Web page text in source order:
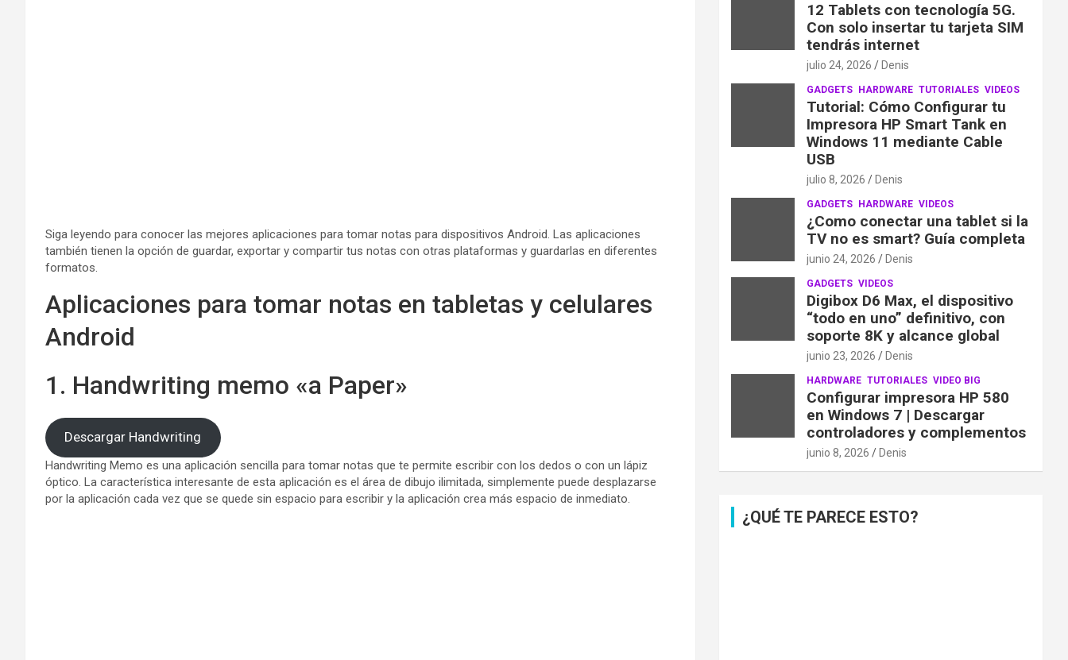
Siga leyendo para conocer las mejores aplicaciones para tomar notas para dispositivos Android. Las aplicaciones
también tienen la opción de guardar, exportar y compartir tus notas con otras plataformas y guardarlas en diferentes
formatos.
Aplicaciones para tomar notas en tabletas y celulares
Android
1. Handwriting memo «a Paper»
Descargar Handwriting
Handwriting Memo es una aplicación sencilla para tomar notas que te permite escribir con los dedos o con un lápiz
óptico. La característica interesante de esta aplicación es el área de dibujo ilimitada, simplemente puede desplazarse
por la aplicación cada vez que se quede sin espacio para escribir y la aplicación crea más espacio de inmediato.
12 Tablets con tecnología 5G.
Con solo insertar tu tarjeta SIM
tendrás internet
julio 24, 2026 Denis
GADGETS HARDWARE TUTORIALES VIDEOS
Tutorial: Cómo Configurar tu
Impresora HP Smart Tank en
Windows 11 mediante Cable
USB
julio 8, 2026 Denis
GADGETS HARDWARE VIDEOS
¿Como conectar una tablet si la
TV no es smart? Guía completa
junio 24, 2026 Denis
GADGETS VIDEOS
Digibox D6 Max, el dispositivo
“todo en uno” definitivo, con
soporte 8K y alcance global
junio 23, 2026 Denis
HARDWARE TUTORIALES VIDEO BIG
Configurar impresora HP 580
en Windows 7 | Descargar
controladores y complementos
junio 8, 2026 Denis
¿QUÉ TE PARECE ESTO?